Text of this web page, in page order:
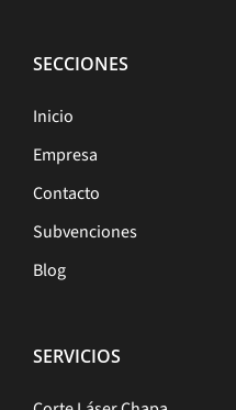
SECCIONES
Inicio
Empresa
Contacto
Subvenciones
Blog
SERVICIOS